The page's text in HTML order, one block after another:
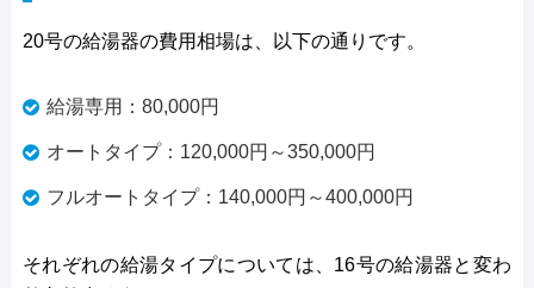
20号の給湯器の費用相場は、以下の通りです。
給湯専用：80,000円
オートタイプ：120,000円～350,000円
フルオートタイプ：140,000円～400,000円
それぞれの給湯タイプについては、16号の給湯器と変わ